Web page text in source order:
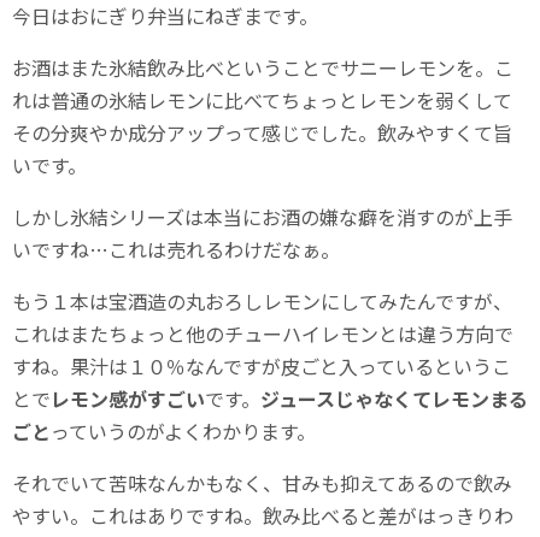
今日はおにぎり弁当にねぎまです。
お酒はまた氷結飲み比べということでサニーレモンを。こ
れは普通の氷結レモンに比べてちょっとレモンを弱くして
その分爽やか成分アップって感じでした。飲みやすくて旨
いです。
しかし氷結シリーズは本当にお酒の嫌な癖を消すのが上手
いですね…これは売れるわけだなぁ。
もう１本は宝酒造の丸おろしレモンにしてみたんですが、
これはまたちょっと他のチューハイレモンとは違う方向で
すね。果汁は１０％なんですが皮ごと入っているというこ
とでレモン感がすごいです。 ジュースじゃなくてレモンまる
ごとっていうのがよくわかります。
それでいて苦味なんかもなく、甘みも抑えてあるので飲み
やすい。これはありですね。飲み比べると差がはっきりわ